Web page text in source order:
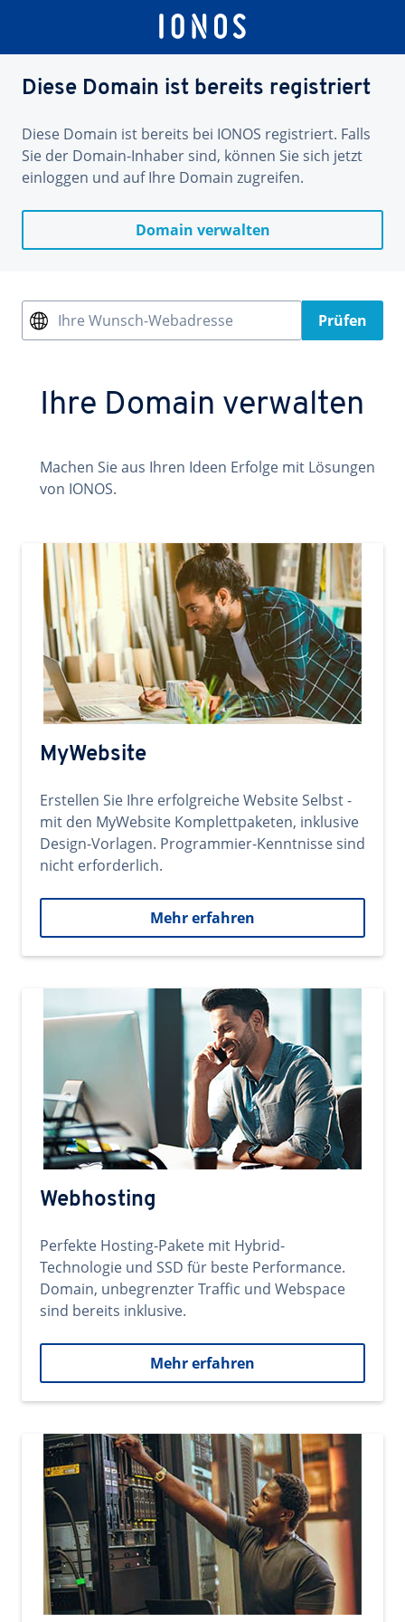
Diese Domain ist bereits registriert
Diese Domain ist bereits bei IONOS registriert. Falls
Sie der Domain-Inhaber sind, können Sie sich jetzt
einloggen und auf Ihre Domain zugreifen.
Domain verwalten
Ihre Wunsch-Webadresse Prüfen
Ihre Domain verwalten
Machen Sie aus Ihren Ideen Erfolge mit Lösungen
von IONOS.
MyWebsite
Erstellen Sie Ihre erfolgreiche Website Selbst -
mit den MyWebsite Komplettpaketen, inklusive
Design-Vorlagen. Programmier-Kenntnisse sind
nicht erforderlich.
Mehr erfahren
Webhosting
Perfekte Hosting-Pakete mit Hybrid-
Technologie und SSD für beste Performance.
Domain, unbegrenzter Traffic und Webspace
sind bereits inklusive.
Mehr erfahren